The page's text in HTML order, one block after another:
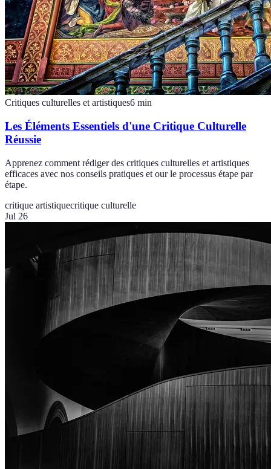
Critiques culturelles et artistiques6 min
Les Éléments Essentiels d'une Critique Culturelle
Réussie
Apprenez comment rédiger des critiques culturelles et artistiques
efficaces avec nos conseils pratiques et our le processus étape par
étape.
critique artistiquecritique culturelle
Jul 26